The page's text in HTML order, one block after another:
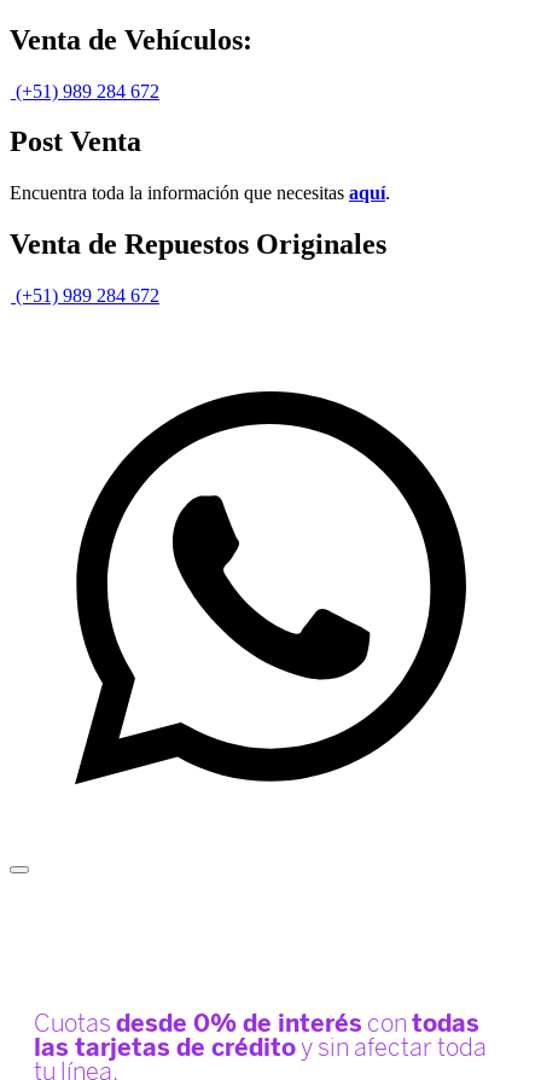
Venta de Vehículos:
(+51) 989 284 672
Post Venta
Encuentra toda la información que necesitas aquí.
Venta de Repuestos Originales
(+51) 989 284 672